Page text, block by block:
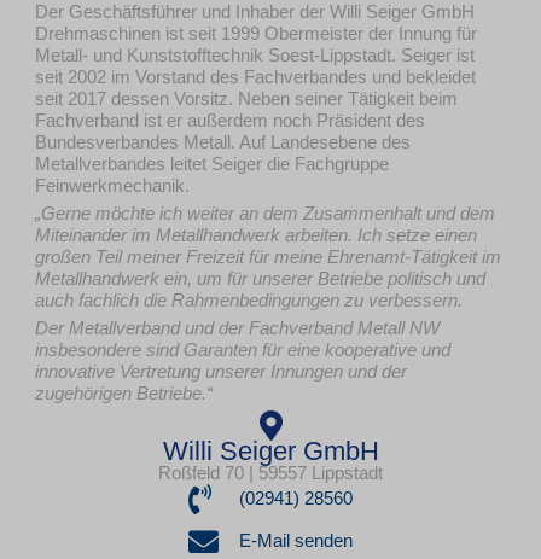
Der Geschäftsführer und Inhaber der Willi Seiger GmbH
Drehmaschinen ist seit 1999 Obermeister der Innung für
Metall- und Kunststofftechnik Soest-Lippstadt. Seiger ist
seit 2002 im Vorstand des Fachverbandes und bekleidet
seit 2017 dessen Vorsitz. Neben seiner Tätigkeit beim
Fachverband ist er außerdem noch Präsident des
Bundesverbandes Metall. Auf Landesebene des
Metallverbandes leitet Seiger die Fachgruppe
Feinwerkmechanik.
„Gerne möchte ich weiter an dem Zusammenhalt und dem
Miteinander im Metallhandwerk arbeiten. Ich setze einen
großen Teil meiner Freizeit für meine Ehrenamt-Tätigkeit im
Metallhandwerk ein, um für unserer Betriebe politisch und
auch fachlich die Rahmenbedingungen zu verbessern.
Der Metallverband und der Fachverband Metall NW
insbesondere sind Garanten für eine kooperative und
innovative Vertretung unserer Innungen und der
zugehörigen Betriebe.“
Willi Seiger GmbH
Roßfeld 70 | 59557 Lippstadt
(02941) 28560
E-Mail senden